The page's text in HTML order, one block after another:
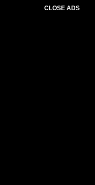
CLOSE ADS